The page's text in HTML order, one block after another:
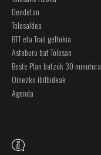
Dendetan
Tolosaldea
BTT eta Trail geltokia
Asteburu bat Tolosan
Beste Plan batzuk 30 minutura
Oinezko ibilbideak
Agenda